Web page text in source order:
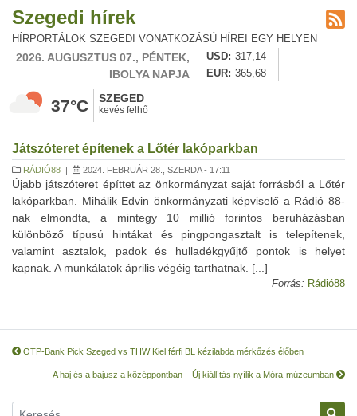
Szegedi hírek
HÍRPORTÁLOK SZEGEDI VONATKOZÁSÚ HÍREI EGY HELYEN
2026. AUGUSZTUS 07., PÉNTEK,
IBOLYA NAPJA
USD
317,14
EUR
365,68
37°C SZEGED
kevés felhő
Játszóteret építenek a Lőtér lakóparkban
RÁDIÓ88 | 2024. FEBRUÁR 28., SZERDA - 17:11
Újabb játszóteret építtet az önkormányzat saját forrásból a Lőtér
lakóparkban. Mihálik Edvin önkormányzati képviselő a Rádió 88-
nak elmondta, a mintegy 10 millió forintos beruházásban
különböző típusú hintákat és pingpongasztalt is telepítenek,
valamint asztalok, padok és hulladékgyűjtő pontok is helyet
kapnak. A munkálatok április végéig tarthatnak. [...]
Forrás: Rádió88
OTP-Bank Pick Szeged vs THW Kiel férfi BL kézilabda mérkőzés élőben
A haj és a bajusz a középpontban – Új kiállítás nyílik a Móra-múzeumban